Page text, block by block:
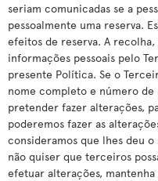
seriam comunicadas se a
pessoalmente uma reserva.
efeitos de reserva. A
informações pessoais pelo
presente Política. Se o
nome completo e número
pretender fazer alterações,
poderemos fazer as
consideramos que lhes deu
não quiser que terceiros
efetuar alterações,